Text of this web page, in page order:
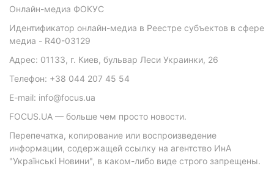
Онлайн-медиа ФОКУС
Идентификатор онлайн-медиа в Реестре субъектов в сфере
медиа - R40-03129
Адрес: 01133, г. Киев, бульвар Леси Украинки, 26
Телефон: +38 044 207 45 54
E-mail: info@focus.ua
FOCUS.UA — больше чем просто новости.
Перепечатка, копирование или воспроизведение
информации, содержащей ссылку на агентство ИнА
"Українські Новини", в каком-либо виде строго запрещены.